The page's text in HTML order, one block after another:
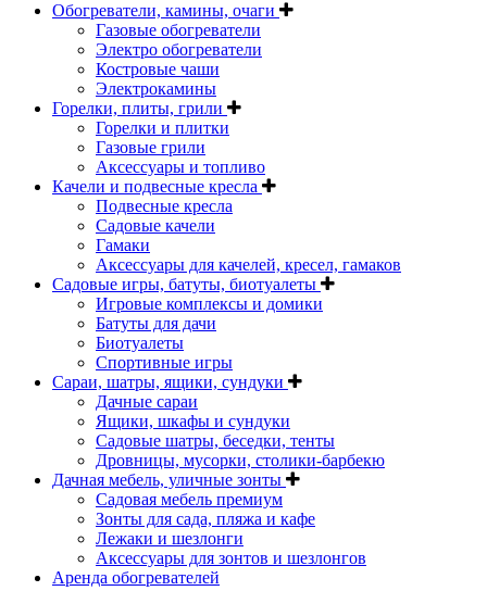
Обогреватели, камины, очаги
Газовые обогреватели
Электро обогреватели
Костровые чаши
Электрокамины
Горелки, плиты, грили
Горелки и плитки
Газовые грили
Аксессуары и топливо
Качели и подвесные кресла
Подвесные кресла
Садовые качели
Гамаки
Аксессуары для качелей, кресел, гамаков
Садовые игры, батуты, биотуалеты
Игровые комплексы и домики
Батуты для дачи
Биотуалеты
Спортивные игры
Сараи, шатры, ящики, сундуки
Дачные сараи
Ящики, шкафы и сундуки
Садовые шатры, беседки, тенты
Дровницы, мусорки, столики-барбекю
Дачная мебель, уличные зонты
Садовая мебель премиум
Зонты для сада, пляжа и кафе
Лежаки и шезлонги
Аксессуары для зонтов и шезлонгов
Аренда обогревателей